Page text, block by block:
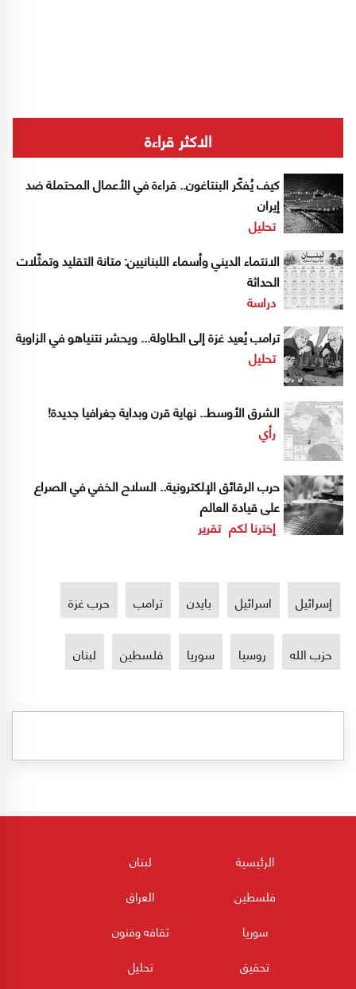
الاكثر قراءة
كيف يُفكّر البنتاغون.. قراءة في الأعمال المحتملة ضد
إيران
تحليل
الانتماء الديني وأسماء اللبنانيين: متانة التقليد وتمثّلات
الحداثة
دراسة
ترامب يُعيد غزة إلى الطاولة... ويحشر نتنياهو في الزاوية
تحليل
الشرق الأوسط.. نهاية قرن وبداية جغرافيا جديدة!
رأي
حرب الرقائق الإلكترونية.. السلاح الخفي في الصراع
على قيادة العالم
إخترنا لكم تقرير
إسرائيل اسرائيل بايدن ترامب حرب غزة
حزب الله روسيا سوريا فلسطين لبنان
الرئيسية
لبنان
فلسطين
العراق
سوريا
ثقافه وفنون
تحقيق
تحليل